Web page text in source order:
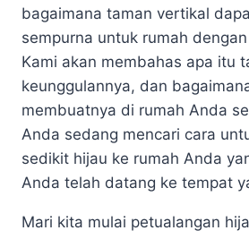
bagaimana taman vertikal
sempurna untuk rumah
Kami akan membahas apa itu
keunggulannya, dan
membuatnya di rumah Anda
Anda sedang mencari cara
sedikit hijau ke rumah Anda
Anda telah datang ke tempat
Mari kita mulai petualangan